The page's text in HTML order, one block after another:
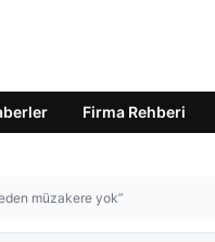
Firma Rehberi
müzakere yok”